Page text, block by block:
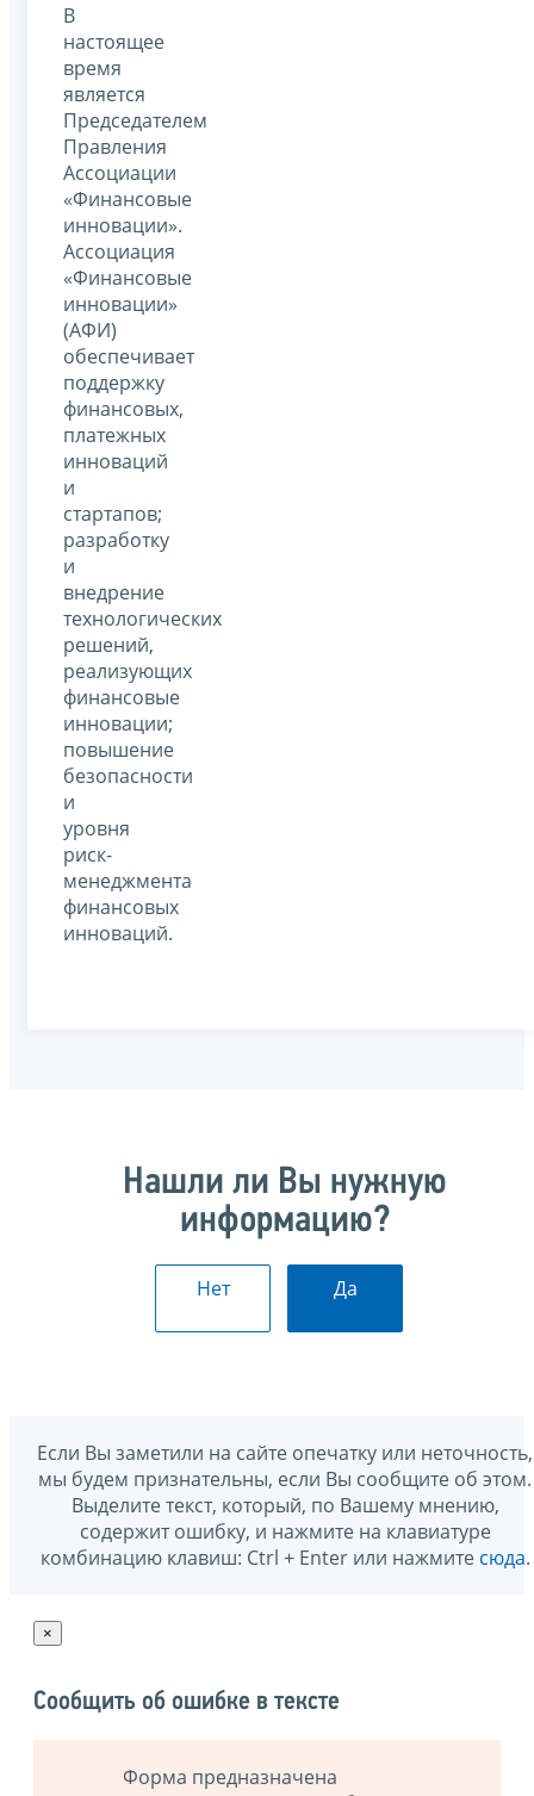
В
настоящее
время
является
Председателем
Правления
Ассоциации
«Финансовые
инновации».
Ассоциация
«Финансовые
инновации»
(АФИ)
обеспечивает
поддержку
финансовых,
платежных
инноваций
и
стартапов;
разработку
и
внедрение
технологических
решений,
реализующих
финансовые
инновации;
повышение
безопасности
и
уровня
риск-
менеджмента
финансовых
инноваций.
Нашли ли Вы нужную
информацию?
Нет Да
Если Вы заметили на сайте опечатку или неточность,
мы будем признательны, если Вы сообщите об этом.
Выделите текст, который, по Вашему мнению,
содержит ошибку, и нажмите на клавиатуре
комбинацию клавиш: Ctrl + Enter или нажмите сюда.
×
Сообщить об ошибке в тексте
Форма предназначена